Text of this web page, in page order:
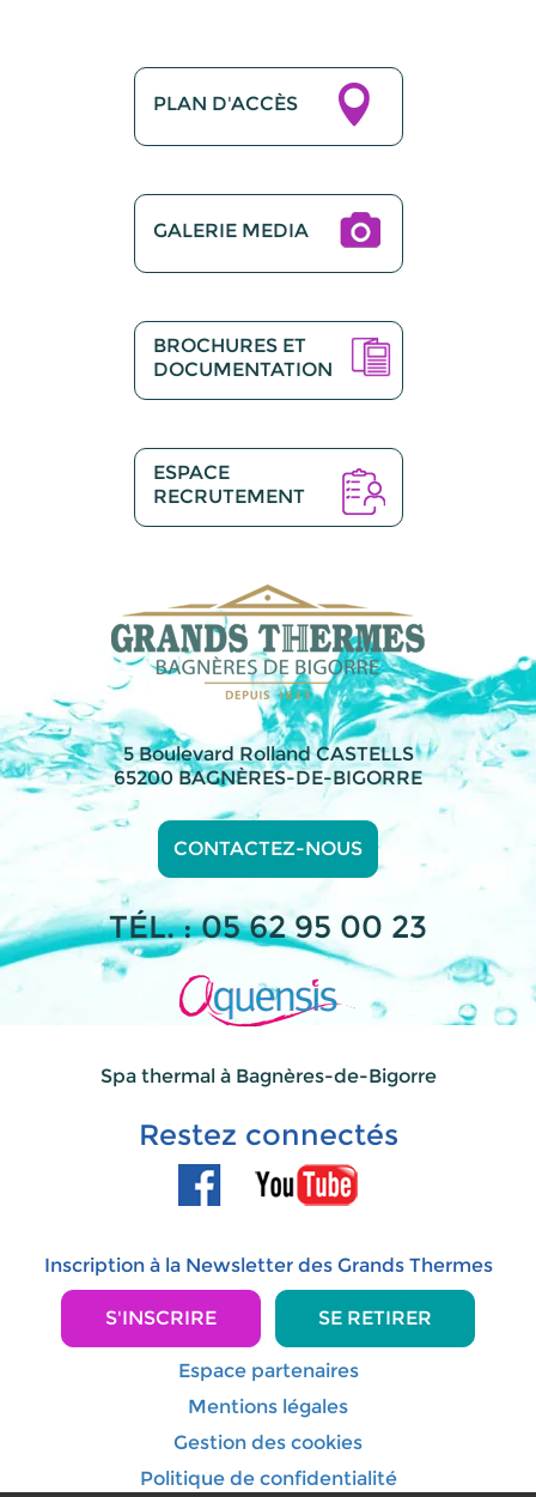
PLAN D'ACCÈS
GALERIE MEDIA
BROCHURES ET
DOCUMENTATION
ESPACE
RECRUTEMENT
5 Boulevard Rolland CASTELLS
65200 BAGNÈRES-DE-BIGORRE
CONTACTEZ-NOUS
TÉL. : 05 62 95 00 23
Spa thermal à Bagnères-de-Bigorre
Restez connectés
Inscription à la Newsletter des Grands Thermes
S'INSCRIRE SE RETIRER
Espace partenaires
Mentions légales
Gestion des cookies
Politique de confidentialité